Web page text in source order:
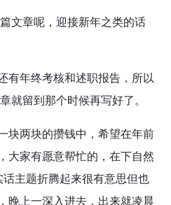
文章呢，迎接新年之类的话
有年终考核和述职报告，所以
就留到那个时候再写好了。
块两块的攒钱中，希望在年前
大家有愿意帮忙的，在下自然
主题折腾起来很有意思但也
晚上一深入进去，出来就凌晨